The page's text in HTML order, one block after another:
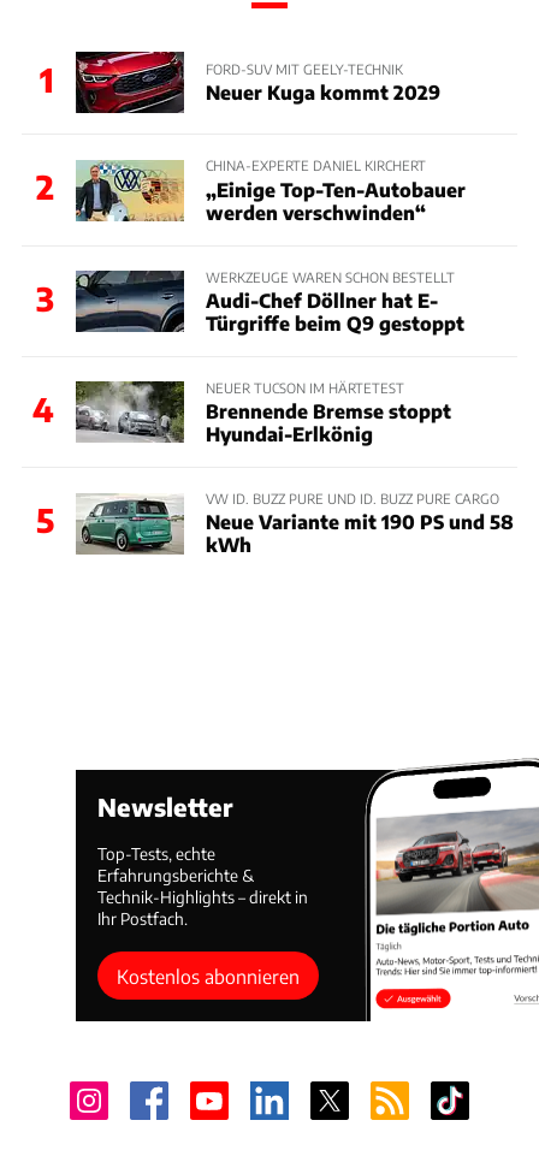
1 FORD-SUV MIT GEELY-TECHNIK
Neuer Kuga kommt 2029
2
CHINA-EXPERTE DANIEL KIRCHERT
„Einige Top-Ten-Autobauer
werden verschwinden“
3
WERKZEUGE WAREN SCHON BESTELLT
Audi-Chef Döllner hat E-
Türgriffe beim Q9 gestoppt
4
NEUER TUCSON IM HÄRTETEST
Brennende Bremse stoppt
Hyundai-Erlkönig
5
VW ID. BUZZ PURE UND ID. BUZZ PURE CARGO
Neue Variante mit 190 PS und 58
kWh
Newsletter
Top-Tests, echte
Erfahrungsberichte &
Technik-Highlights – direkt in
Ihr Postfach.
Kostenlos abonnieren